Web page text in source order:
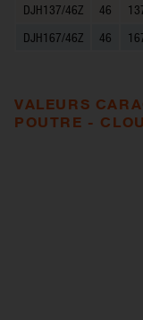
DJH137/46Z
46
DJH167/46Z
46
VALEURS
POUTRE -